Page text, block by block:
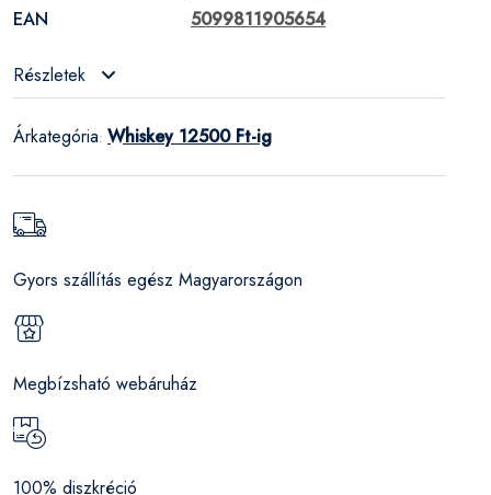
EAN
5099811905654
Részletek
Árkategória: Whiskey 12500 Ft-ig
Gyors szállítás egész Magyarországon
Megbízsható webáruház
100% diszkréció